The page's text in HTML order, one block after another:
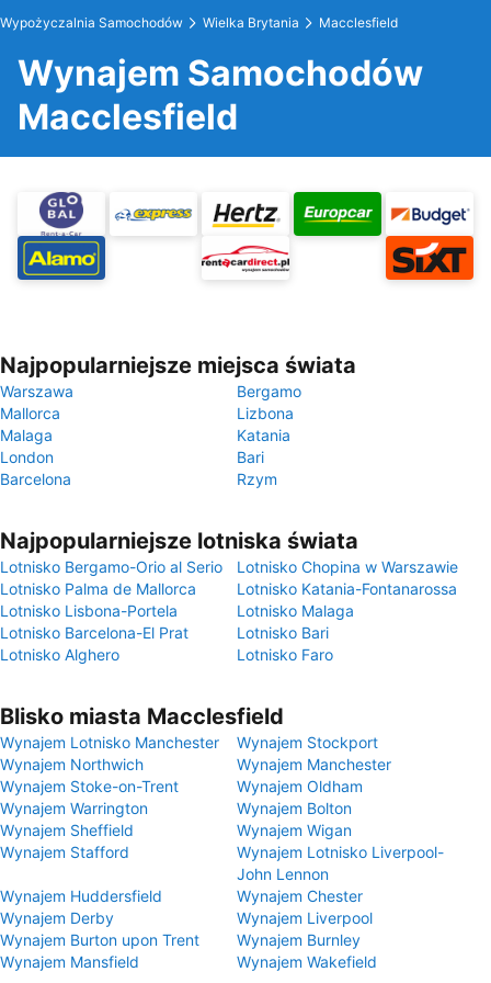
Wypożyczalnia Samochodów Wielka Brytania Macclesfield
Wynajem Samochodów
Macclesfield
Najpopularniejsze miejsca świata
Warszawa
Bergamo
Mallorca
Lizbona
Malaga
Katania
London
Bari
Barcelona
Rzym
Najpopularniejsze lotniska świata
Lotnisko Bergamo-Orio al Serio
Lotnisko Chopina w Warszawie
Lotnisko Palma de Mallorca
Lotnisko Katania-Fontanarossa
Lotnisko Lisbona-Portela
Lotnisko Malaga
Lotnisko Barcelona-El Prat
Lotnisko Bari
Lotnisko Alghero
Lotnisko Faro
Blisko miasta Macclesfield
Wynajem Lotnisko Manchester
Wynajem Stockport
Wynajem Northwich
Wynajem Manchester
Wynajem Stoke-on-Trent
Wynajem Oldham
Wynajem Warrington
Wynajem Bolton
Wynajem Sheffield
Wynajem Wigan
Wynajem Stafford
Wynajem Lotnisko Liverpool-
John Lennon
Wynajem Huddersfield
Wynajem Chester
Wynajem Derby
Wynajem Liverpool
Wynajem Burton upon Trent
Wynajem Burnley
Wynajem Mansfield
Wynajem Wakefield